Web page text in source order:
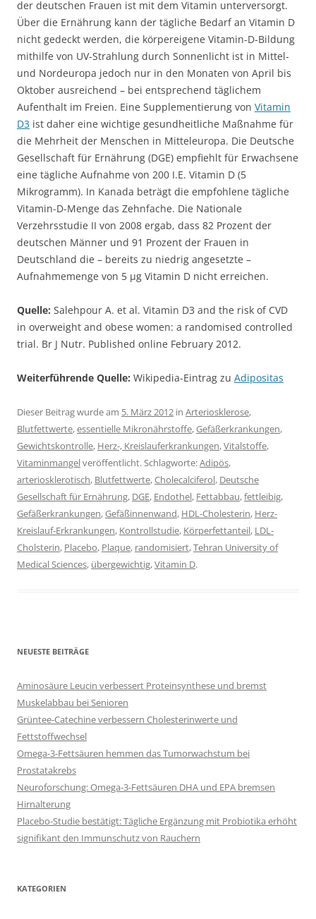
der deutschen Frauen ist mit dem Vitamin unterversorgt.
Über die Ernährung kann der tägliche Bedarf an Vitamin D
nicht gedeckt werden, die körpereigene Vitamin-D-Bildung
mithilfe von UV-Strahlung durch Sonnenlicht ist in Mittel-
und Nordeuropa jedoch nur in den Monaten von April bis
Oktober ausreichend – bei entsprechend täglichem
Aufenthalt im Freien. Eine Supplementierung von Vitamin
D3 ist daher eine wichtige gesundheitliche Maßnahme für
die Mehrheit der Menschen in Mitteleuropa. Die Deutsche
Gesellschaft für Ernährung (DGE) empfiehlt für Erwachsene
eine tägliche Aufnahme von 200 I.E. Vitamin D (5
Mikrogramm). In Kanada beträgt die empfohlene tägliche
Vitamin-D-Menge das Zehnfache. Die Nationale
Verzehrsstudie II von 2008 ergab, dass 82 Prozent der
deutschen Männer und 91 Prozent der Frauen in
Deutschland die – bereits zu niedrig angesetzte –
Aufnahmemenge von 5 µg Vitamin D nicht erreichen.
Quelle: Salehpour A. et al. Vitamin D3 and the risk of CVD
in overweight and obese women: a randomised controlled
trial. Br J Nutr. Published online February 2012.
Weiterführende Quelle: Wikipedia-Eintrag zu Adipositas
Dieser Beitrag wurde am 5. März 2012 in Arteriosklerose,
Blutfettwerte,essentielle Mikronährstoffe,Gefäßerkrankungen,
Gewichtskontrolle, Herz-, Kreislauferkrankungen,Vitalstoffe,
Vitaminmangelveröffentlicht. Schlagworte:Adipös,
arteriosklerotisch, Blutfettwerte,Cholecalciferol, Deutsche
Gesellschaft für Ernährung, DGE, Endothel, Fettabbau,fettleibig,
Gefäßerkrankungen,Gefäßinnenwand, HDL-Cholesterin, Herz-
Kreislauf-Erkrankungen, Kontrollstudie, Körperfettanteil, LDL-
Cholsterin, Placebo, Plaque, randomisiert,Tehran University of
Medical Sciences, übergewichtig,Vitamin D.
NEUESTE BEITRÄGE
Aminosäure Leucin verbessert Proteinsynthese und bremst
Muskelabbau bei Senioren
Grüntee-Catechine verbessern Cholesterinwerte und
Fettstoffwechsel
Omega-3-Fettsäuren hemmen das Tumorwachstum bei
Prostatakrebs
Neuroforschung: Omega-3-Fettsäuren DHA und EPA bremsen
Hirnalterung
Placebo-Studie bestätigt: Tägliche Ergänzung mit Probiotika erhöht
signifikant den Immunschutz von Rauchern
KATEGORIEN